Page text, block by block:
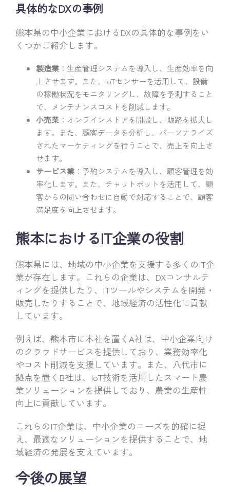
具体的なDXの事例
熊本県の中小企業におけるDXの具体的な事例をい
くつかご紹介します。
製造業 ：生産管理システムを導入し、生産効率を向
上させます。また、IoTセンサーを活用して、設備
の稼働状況をモニタリングし、故障を予測すること
で、メンテナンスコストを削減します。
小売業 ：オンラインストアを開設し、販路を拡大し
ます。また、顧客データを分析し、パーソナライズ
されたマーケティングを行うことで、売上を向上さ
せます。
サービス業 ：予約システムを導入し、顧客管理を効
率化します。また、チャットボットを活用して、顧
客からの問い合わせに自動で対応することで、顧客
満足度を向上させます。
熊本におけるIT企業の役割
熊本県には、地域の中小企業を支援する多くのIT企
業が存在します。これらの企業は、DXコンサルテ
ィングを提供したり、ITツールやシステムを開発・
販売したりすることで、地域経済の活性化に貢献
しています。
例えば、熊本市に本社を置くA社は、中小企業向け
のクラウドサービスを提供しており、業務効率化
やコスト削減を支援しています。また、八代市に
拠点を置くB社は、IoT技術を活用したスマート農
業ソリューションを提供しており、農業の生産性
向上に貢献しています。
これらのIT企業は、中小企業のニーズを的確に捉
え、最適なソリューションを提供することで、地
域経済の発展を支えています。
今後の展望